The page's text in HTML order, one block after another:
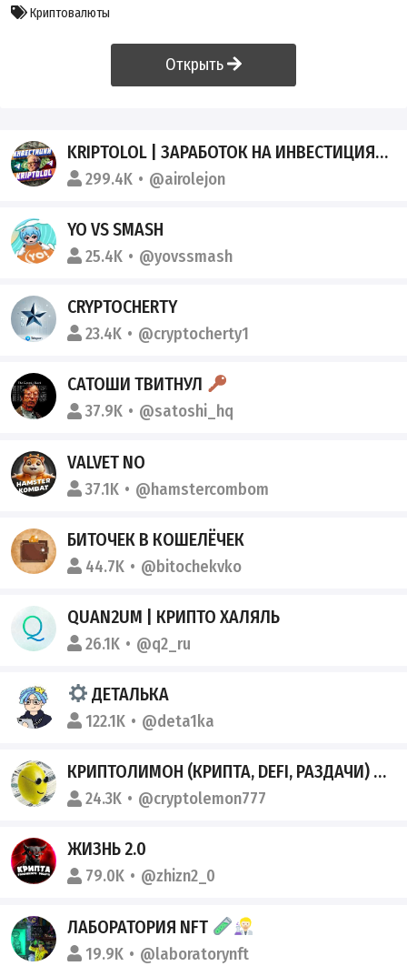
Криптовалюты
Открыть
KRIPTOLOL | ЗАРАБОТОК НА ИНВЕСТИЦИЯХ И КРИПТОВАЛЮТЕ
299.4K @airolejon
YO VS SMASH
25.4K @yovssmash
CRYPTOCHERTY
23.4K @cryptocherty1
САТОШИ ТВИТНУЛ
37.9K @satoshi_hq
VALVET NO
37.1K @hamstercombom
БИТОЧЕК В КОШЕЛЁЧЕК
44.7K @bitochekvko
QUAN2UM | КРИПТО ХАЛЯЛЬ
26.1K @q2_ru
ДЕТАЛЬКА
122.1K @deta1ka
КРИПТОЛИМОН (КРИПТА, DEFI, РАЗДАЧИ)
24.3K @cryptolemon777
ЖИЗНЬ 2.0
79.0K @zhizn2_0
ЛАБОРАТОРИЯ NFT
19.9K @laboratorynft